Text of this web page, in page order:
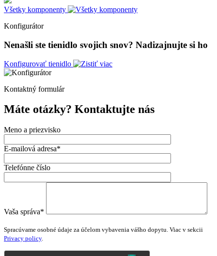
Všetky komponenty
Konfigurátor
Nenašli ste tienidlo svojich snov? Nadizajnujte si ho
Konfigurovať tienidlo
Kontaktný formulár
Máte otázky? Kontaktujte nás
Meno a priezvisko
E-mailová adresa*
Telefónne číslo
Vaša správa*
leave
this
Spracúvame osobné údaje za účelom vybavenia vášho dopytu. Viac v sekcii
Privacy policy.